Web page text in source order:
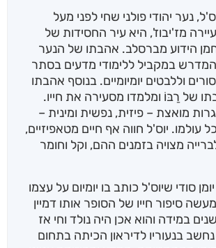
נער יהודי פולני שחי לפני מעל
מז'יבוז', היא עיר החסידות של
הידוע מברסלב. אהבתו של הנער
המדרש במקביל ללימודי מדעים בסתר
וללבטים יומיומיים. בנוסף אהבתו
של רַבּוֹ ומלמדו מסעירה את חייו.
מואצת – פיזית, נפשית ומינית –
יוס'ל חווה אף חיים מטאפיזיים,
מצויה בזמנים ההם, וקל וחומר
סודי שיוס'ל כותב בו יומיום על עצמו
סיפור חייו של הסופר אותו דמיין
לעצמו לפני 13 שנים במידה והוא אכן היה נולד וחי אז
בנעוריו לדיראון הכיתה בתחום